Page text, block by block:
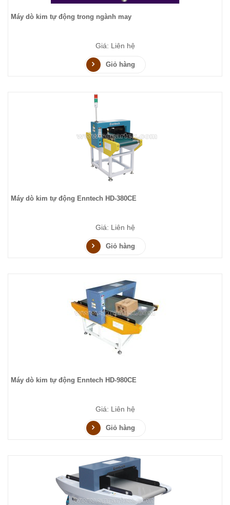
Máy dò kim tự động trong ngành may
Giá: Liên hệ
Giỏ hàng
Máy dò kim tự động Enntech HD-380CE
Giá: Liên hệ
Giỏ hàng
Máy dò kim tự động Enntech HD-980CE
Giá: Liên hệ
Giỏ hàng